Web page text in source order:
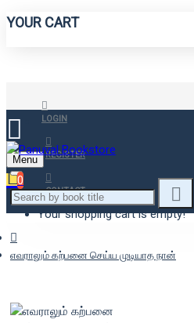
YOUR CART
LOGIN
REGISTER
CONTACT
Menu
0
Your shopping cart is empty!
எவராலும் கற்பனை செய்ய முடியாத நான்